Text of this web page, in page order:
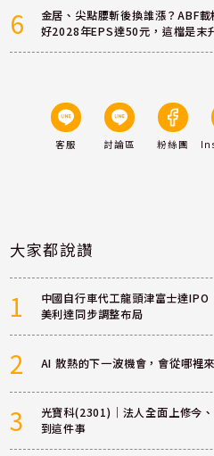
6
金居、尖點腰斬後換誰漲？ABF
好2028年EPS達50元，這檔是末
客服 討論區 粉絲團
大家都說讚
1
中國自行車代工龍頭津富士達
美利達同步調整布局
2 AI 散熱的下一波機會，會從哪裡
3
光寶科(2301)｜法人全面上修今
到這件事